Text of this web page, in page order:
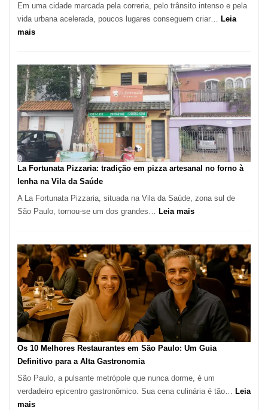
Em uma cidade marcada pela correria, pelo trânsito intenso e pela
vida urbana acelerada, poucos lugares conseguem criar… Leia
mais:
Manga
Se
Tornou
Um
dos
Restaurantes
Mais
Icônicos
La Fortunata Pizzaria: tradição em pizza artesanal no forno à
lenha na Vila da Saúde
A La Fortunata Pizzaria, situada na Vila da Saúde, zona sul de
São Paulo, tornou-se um dos grandes… Leia mais:
Pizzaria:
tradição
em
pizza
artesanal
forno
à
Vila
da
Os 10 Melhores Restaurantes em São Paulo: Um Guia
Definitivo para a Alta Gastronomia
São Paulo, a pulsante metrópole que nunca dorme, é um
verdadeiro epicentro gastronômico. Sua cena culinária é tão… Leia
mais: